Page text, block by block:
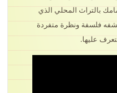
بالتراث المحلي الذي
فلسفة ونظرة متفردة
عليها.